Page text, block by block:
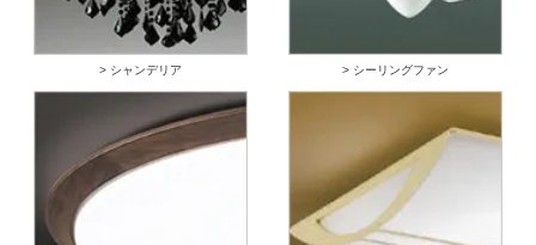
> シャンデリア > シーリングファン